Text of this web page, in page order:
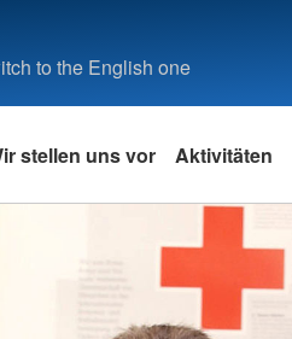
to the English one
stellen uns vor Aktivitäten